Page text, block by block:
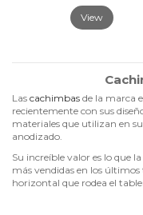
View
Las cachimbas de la marca
recientemente con sus
materiales que utilizan en
anodizado.
Su increíble valor es lo que
más vendidas en los
horizontal que rodea el